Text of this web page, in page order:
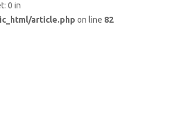
0 in
article.php on line 82